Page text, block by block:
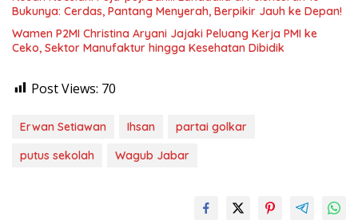
Bukunya: Cerdas, Pantang Menyerah, Berpikir Jauh ke Depan!
Wamen P2MI Christina Aryani Jajaki Peluang Kerja PMI ke
Ceko, Sektor Manufaktur hingga Kesehatan Dibidik
Post Views: 70
Erwan Setiawan Ihsan
partai golkar
putus sekolah
Wagub Jabar